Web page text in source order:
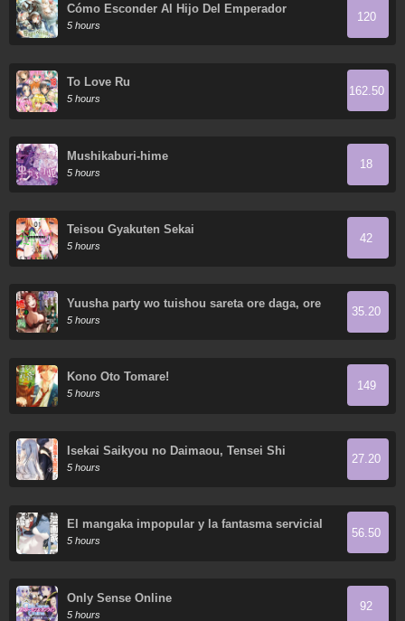
Cómo Esconder Al Hijo Del Emperador
5 hours
120
To Love Ru
5 hours
162.50
Mushikaburi-hime
5 hours
18
Teisou Gyakuten Sekai
5 hours
42
Yuusha party wo tuishou sareta ore daga, ore
kara sudatte kuretayoude ureshii. Nanode
daiseijo, omae ni otte korarete ha
5 hours
35.20
Kono Oto Tomare!
5 hours
149
Isekai Saikyou no Daimaou, Tensei Shi
Boukensha ni Naru
5 hours
27.20
El mangaka impopular y la fantasma servicial
5 hours
56.50
Only Sense Online
5 hours
92